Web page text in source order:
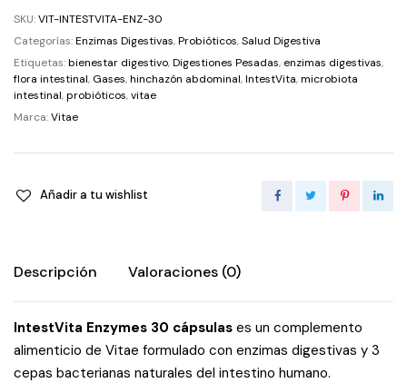
SKU:VIT-INTESTVITA-ENZ-30
Categorías:Enzimas Digestivas,Probióticos,Salud Digestiva
Etiquetas:bienestar digestivo,Digestiones Pesadas, enzimas digestivas,
flora intestinal, Gases,hinchazón abdominal,IntestVita,microbiota
intestinal,probióticos,vitae
Marca:Vitae
Añadir a tu wishlist
Descripción Valoraciones (0)
IntestVita Enzymes 30 cápsulas es un complemento
alimenticio de Vitae formulado con enzimas digestivas y 3
cepas bacterianas naturales del intestino humano.